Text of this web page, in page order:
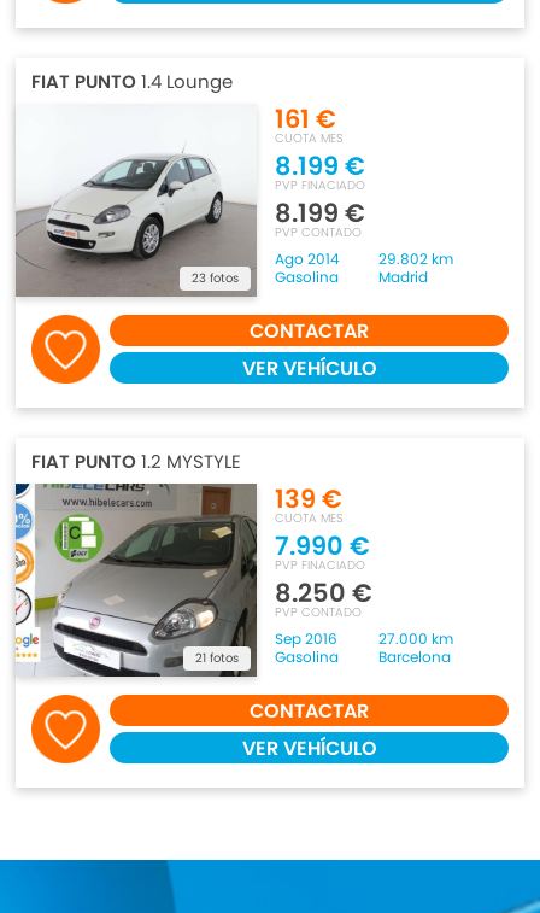
FIAT PUNTO1.4 Lounge
23 fotos
161 €
CUOTA MES
8.199 €
PVP FINACIADO
8.199 €
PVP CONTADO
Ago 2014
29.802 km
Gasolina
Madrid
CONTACTAR
VER VEHÍCULO
FIAT PUNTO1.2 MYSTYLE
21 fotos
139 €
CUOTA MES
7.990 €
PVP FINACIADO
8.250 €
PVP CONTADO
Sep 2016
27.000 km
Gasolina
Barcelona
CONTACTAR
VER VEHÍCULO